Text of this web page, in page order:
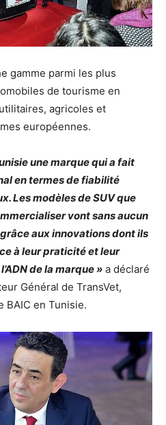
gamme parmi les plus
de tourisme en
agricoles et
européennes.
une marque qui a fait
en termes de fiabilité
Les modèles de SUV que
vont sans aucun
aux innovations dont ils
à leur praticité et leur
de la marque » a déclaré
Général de TransVet,
BAIC en Tunisie.